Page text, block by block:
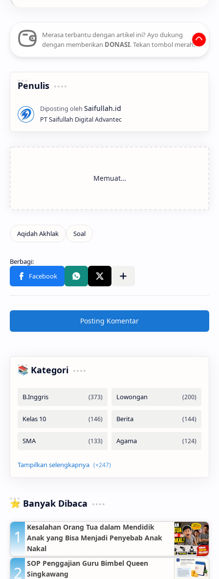
Merasa terbantu dengan artikel ini? Ayo dukung
dengan memberikan DONASI. Tekan tombol merah.
Penulis
PT Saifullah Digital Advantec
Posting Komentar
📚 Kategori
⭐ Banyak Dibaca
Kesalahan Orang Tua dalam Mendidik
Anak yang Bisa Menjadi Penyebab Anak
Nakal
SOP Penggajian Guru Bimbel Queen
Singkawang